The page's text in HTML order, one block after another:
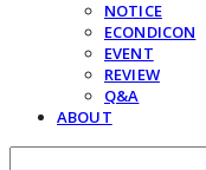
NOTICE
ECONDICON
EVENT
REVIEW
Q&A
ABOUT